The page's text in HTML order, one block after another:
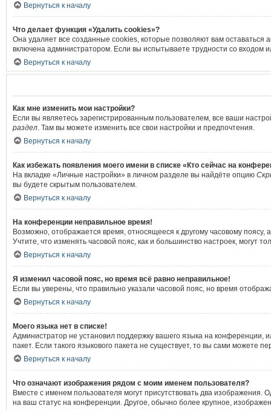
Вернуться к началу
Что делает функция «Удалить cookies»?
Она удаляет все созданные cookies, которые позволяют вам
включена администратором. Если вы испытываете трудности со
Вернуться к началу
Как мне изменить мои настройки?
Если вы являетесь зарегистрированным пользователем, все ваши
раздел. Там вы можете изменить все свои настройки и предпочтения.
Вернуться к началу
Как избежать появления моего имени в списке «Кто сейчас на
На вкладке «Личные настройки» в личном разделе вы найдёте опцию
вы будете скрытым пользователем.
Вернуться к началу
На конференции неправильное время!
Возможно, отображается время, относящееся к другому часовому поясу,
Учтите, что изменять часовой пояс, как и большинство настроек, могут
Вернуться к началу
Я изменил часовой пояс, но время всё равно неправильное!
Если вы уверены, что правильно указали часовой пояс, но время
Вернуться к началу
Моего языка нет в списке!
Администратор не установил поддержку вашего языка на конференции,
пакет. Если такого языкового пакета не существует, то вы сами
Вернуться к началу
Что означают изображения рядом с моим именем пользователя?
Вместе с именем пользователя могут присутствовать два
на ваш статус на конференции. Другое, обычно более крупное,